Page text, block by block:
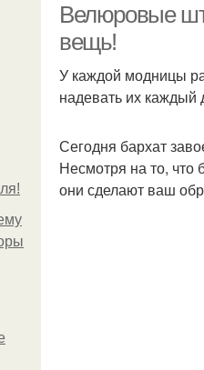
Велюровые
вещь!
У каждой модницы
надевать их каждый
Сегодня бархат
Несмотря на то, что
они сделают ваш